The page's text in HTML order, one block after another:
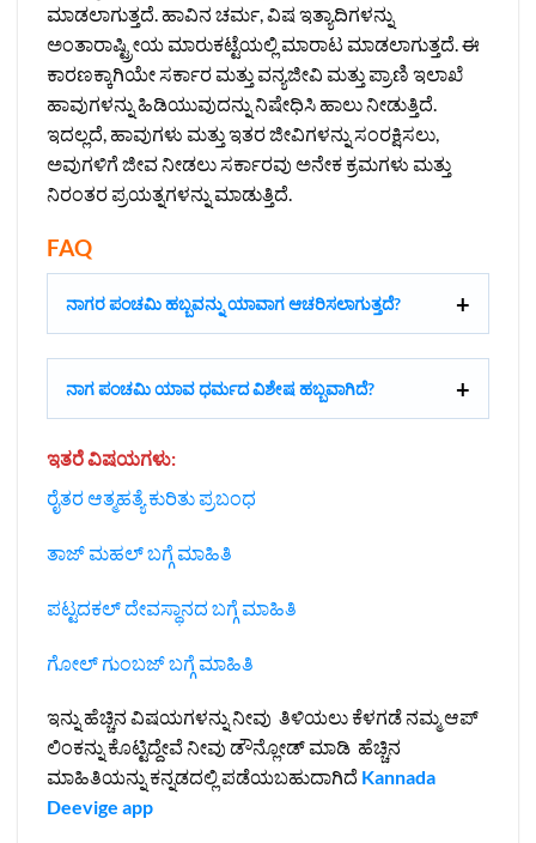
ಮಾಡಲಾಗುತ್ತದೆ. ಹಾವಿನ ಚರ್ಮ, ವಿಷ ಇತ್ಯಾದಿಗಳನ್ನು
ಅಂತಾರಾಷ್ಟ್ರೀಯ ಮಾರುಕಟ್ಟೆಯಲ್ಲಿ ಮಾರಾಟ ಮಾಡಲಾಗುತ್ತದೆ. ಈ
ಕಾರಣಕ್ಕಾಗಿಯೇ ಸರ್ಕಾರ ಮತ್ತು ವನ್ಯಜೀವಿ ಮತ್ತು ಪ್ರಾಣಿ ಇಲಾಖೆ
ಹಾವುಗಳನ್ನು ಹಿಡಿಯುವುದನ್ನು ನಿಷೇಧಿಸಿ ಹಾಲು ನೀಡುತ್ತಿದೆ.
ಇದಲ್ಲದೆ, ಹಾವುಗಳು ಮತ್ತು ಇತರ ಜೀವಿಗಳನ್ನು ಸಂರಕ್ಷಿಸಲು,
ಅವುಗಳಿಗೆ ಜೀವ ನೀಡಲು ಸರ್ಕಾರವು ಅನೇಕ ಕ್ರಮಗಳು ಮತ್ತು
ನಿರಂತರ ಪ್ರಯತ್ನಗಳನ್ನು ಮಾಡುತ್ತಿದೆ.
FAQ
ನಾಗರ ಪಂಚಮಿ ಹಬ್ಬವನ್ನು ಯಾವಾಗ ಆಚರಿಸಲಾಗುತ್ತದೆ?
ನಾಗ ಪಂಚಮಿ ಯಾವ ಧರ್ಮದ ವಿಶೇಷ ಹಬ್ಬವಾಗಿದೆ?
ಇತರೆ ವಿಷಯಗಳು:
ರೈತರ ಆತ್ಮಹತ್ಯೆ ಕುರಿತು ಪ್ರಬಂಧ
ತಾಜ್ ಮಹಲ್ ಬಗ್ಗೆ ಮಾಹಿತಿ
ಪಟ್ಟದಕಲ್ ದೇವಸ್ಥಾನದ ಬಗ್ಗೆ ಮಾಹಿತಿ
ಗೋಲ್ ಗುಂಬಜ್ ಬಗ್ಗೆ ಮಾಹಿತಿ
ಇನ್ನು ಹೆಚ್ಚಿನ ವಿಷಯಗಳನ್ನು ನೀವು ತಿಳಿಯಲು ಕೆಳಗಡೆ ನಮ್ಮ ಆಪ್
ಲಿಂಕನ್ನು ಕೊಟ್ಟಿದ್ದೇವೆ ನೀವು ಡೌನ್ಲೋಡ್ ಮಾಡಿ ಹೆಚ್ಚಿನ
ಮಾಹಿತಿಯನ್ನು ಕನ್ನಡದಲ್ಲಿ ಪಡೆಯಬಹುದಾಗಿದೆ Kannada
Deevige app